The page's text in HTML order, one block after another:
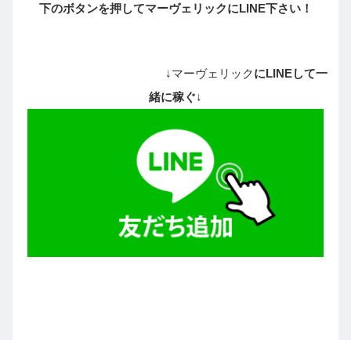
下のボタンを押してマーヴェリックにLINE下さい！
↓マーヴェリックにLINEして一
緒に稼ぐ↓